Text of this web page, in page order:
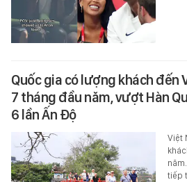
Quốc gia có lượng khách đến
7 tháng đầu năm, vượt Hàn
6 lần Ấn Độ
Việt
tiếp